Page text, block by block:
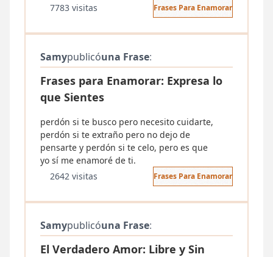
7783 visitas
Frases Para Enamorar
Samypublicóuna Frase:
Frases para Enamorar: Expresa lo
que Sientes
perdón si te busco pero necesito cuidarte,
perdón si te extraño pero no dejo de
pensarte y perdón si te celo, pero es que
yo sí me enamoré de ti.
2642 visitas
Frases Para Enamorar
Samypublicóuna Frase:
El Verdadero Amor: Libre y Sin